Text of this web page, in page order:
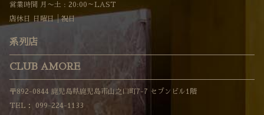
営業時間 月〜土 : 20:00～LAST
店休日 日曜日│祝日
系列店
CLUB AMORE
〒892-0844 鹿児島県鹿児島市山之口町7-7 セブンビル1階
TEL：
099-224-1133